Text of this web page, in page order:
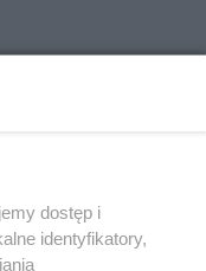
dostęp i
identyfikatory,